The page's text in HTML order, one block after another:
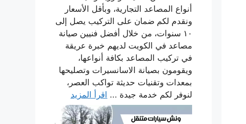
أنواع المصاعد التجارية، وبأقل الأسعار
ونقدم لكم ضمان على التركيب يصل إلى
١٠ سنوات، من خلال أفضل فنيين صيانة
مصاعد في الكويت لديهم خبرة عريقة
في تركيب المصاعد بكافة أنواعها،
ويقومون بصيانة الاسانسيرات وتصليحها
بمعدات وتقنيات حديثة تواكب العصر،
لنوفر لكم خدمة جيدة ... اقرأ المزيد